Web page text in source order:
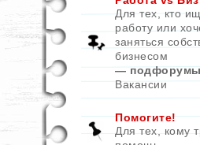
Для тех, кто
работу или
заняться
бизнесом
—
Вакансии
Помогите!
Для тех, кому